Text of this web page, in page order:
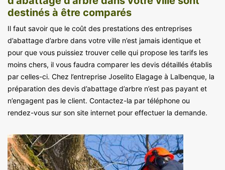
destinés à être comparés
Il faut savoir que le coût des prestations des entreprises
d’abattage d’arbre dans votre ville n’est jamais identique et
pour que vous puissiez trouver celle qui propose les tarifs les
moins chers, il vous faudra comparer les devis détaillés établis
par celles-ci. Chez l’entreprise Joselito Elagage à Lalbenque, la
préparation des devis d’abattage d’arbre n’est pas payant et
n’engagent pas le client. Contactez-la par téléphone ou
rendez-vous sur son site internet pour effectuer la demande.